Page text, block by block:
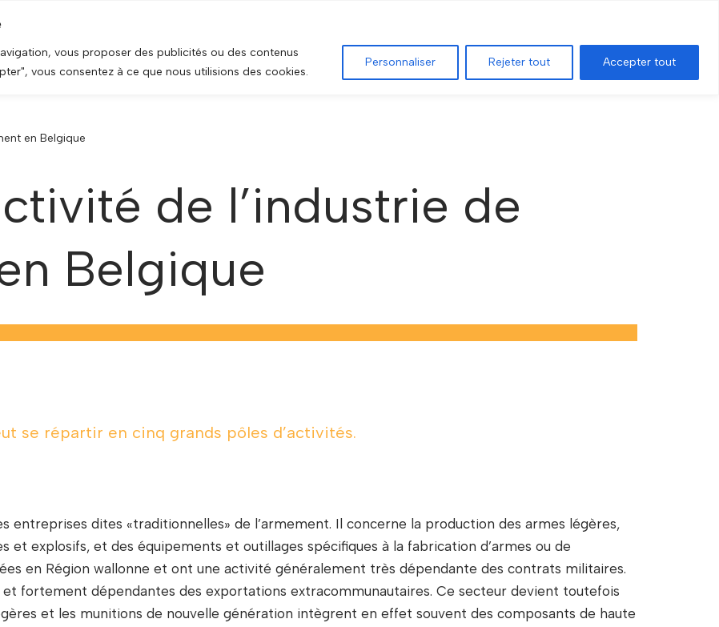
vous proposer des publicités ou des contenus
vous consentez à ce que nous utilisions des cookies.
Personnaliser Rejeter tout Accepter tout
en Belgique
de l’industrie de
Belgique
se répartir en cinq grands pôles d’activités.
entreprises dites «traditionnelles» de l’armement. Il concerne la production des armes légères,
et explosifs, et des équipements et outillages spécifiques à la fabrication d’armes ou de
en Région wallonne et ont une activité généralement très dépendante des contrats militaires.
fortement dépendantes des exportations extracommunautaires. Ce secteur devient toutefois
et les munitions de nouvelle génération intègrent en effet souvent des composants de haute